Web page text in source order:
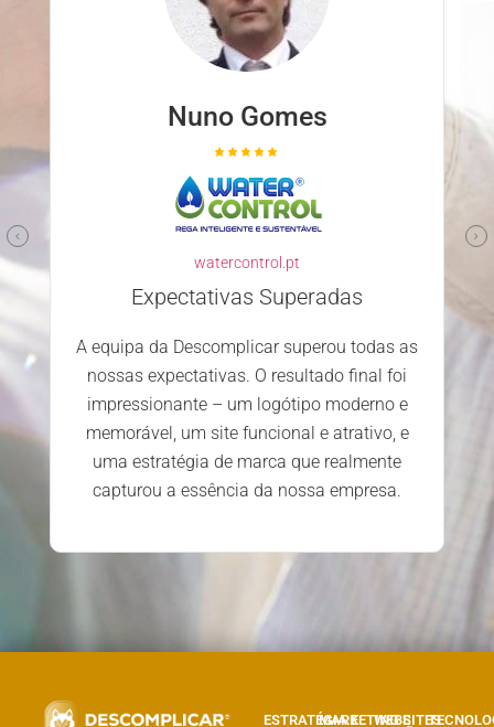
Nuno Gomes
watercontrol.pt
Expectativas Superadas
A equipa da Descomplicar superou todas as
nossas expectativas. O resultado final foi
impressionante – um logótipo moderno e
memorável, um site funcional e atrativo, e
uma estratégia de marca que realmente
capturou a essência da nossa empresa.
ESTRATÉGIA EMARKETING E
WEBSITES